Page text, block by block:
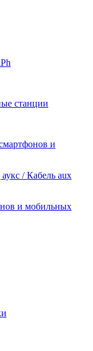
станции
и
/ Кабель aux
и мобильных